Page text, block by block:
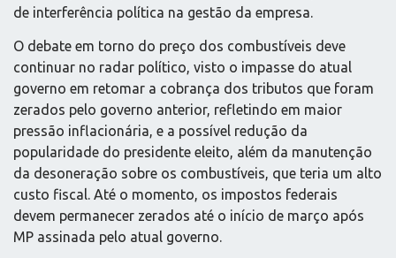
de interferência política na gestão da empresa.
O debate em torno do preço dos combustíveis deve
continuar no radar político, visto o impasse do atual
governo em retomar a cobrança dos tributos que foram
zerados pelo governo anterior, refletindo em maior
pressão inflacionária, e a possível redução da
popularidade do presidente eleito, além da manutenção
da desoneração sobre os combustíveis, que teria um alto
custo fiscal. Até o momento, os impostos federais
devem permanecer zerados até o início de março após
MP assinada pelo atual governo.